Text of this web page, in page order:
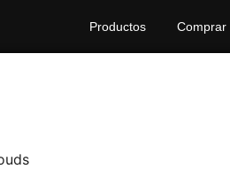
Productos Comprar